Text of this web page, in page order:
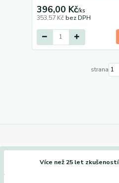
396,00 Kč/ks
353,57 Kč bez DPH
strana
Více než 25 let zkušeností